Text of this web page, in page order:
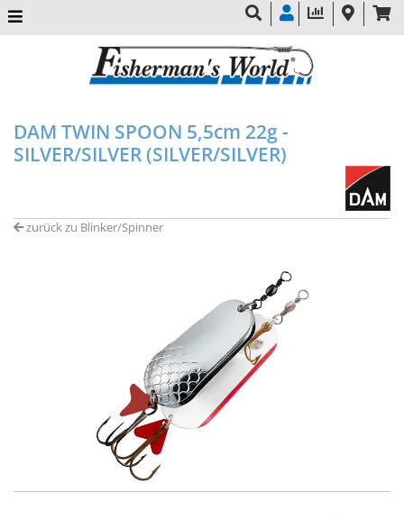
DAM TWIN SPOON 5,5cm 22g -
SILVER/SILVER (SILVER/SILVER)
zurück zu Blinker/Spinner